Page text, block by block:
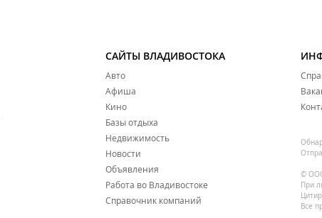
САЙТЫ ВЛАДИВОСТОКА
Авто
Афиша
Кино
Базы отдыха
Недвижимость
Новости
Объявления
Работа во Владивостоке
Справочник компаний
©
При
Все